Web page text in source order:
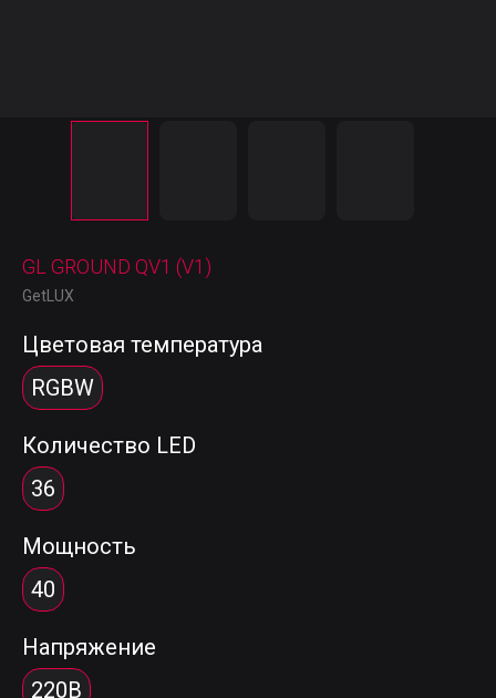
GL GROUND QV1 (V1)
GetLUX
Цветовая температура
RGBW
Количество LED
36
Мощность
40
Напряжение
220В